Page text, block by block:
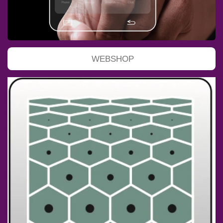
WEBSHOP